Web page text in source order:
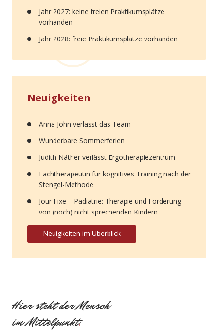
Jahr 2027: keine freien Praktikumsplätze
vorhanden
Jahr 2028: freie Praktikumsplätze vorhanden
Neuigkeiten
Anna John verlässt das Team
Wunderbare Sommerferien
Judith Näther verlässt Ergotherapiezentrum
Fachtherapeutin für kognitives Training nach der
Stengel-Methode
Jour Fixe – Pädiatrie: Therapie und Förderung
von (noch) nicht sprechenden Kindern
Neuigkeiten im Überblick
Hier steht der Mensch
im Mittelpunkt.